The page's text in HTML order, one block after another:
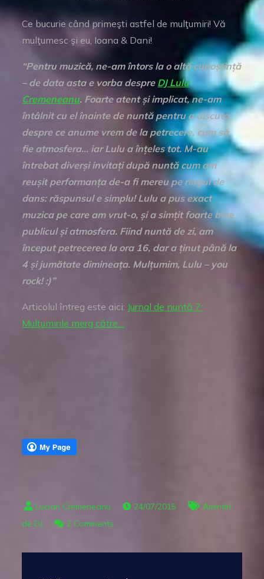
Ce bucurie când primeşti astfel de mulţumiri! Vă
mulţumesc şi eu, Ioana & Dani!
“Pentru muzică, ne-am întors la o altă cunoștință
– de data asta e vorba despre DJ Lulu
Cremeneanu. Foarte atent și implicat, ne-am
întâlnit cu el înainte de nuntă pentru a discuta
despre ce anume vrem de la petrecere, cum să
fie atmosfera… iar Lulu a înțeles tot. M-au
întrebat diverși invitați după nuntă cum am
reușit performanța de-a fi mereu pe ringul de
dans: răspunsul e simplu! Lulu a pus exact
muzica pe care am vrut-o, și a simțit foarte bine
publicul și atmosfera. Fiind nuntă de zi, am
început petrecerea la ora 16, dar a ținut până la
4 și jumătate dimineața. Mulțumim, Lulu – you
rock! :)”
Articolul întreg este aici: Jurnal de nuntă 7:
Mulțumirile merg către…
24/07/2015
Amintiri
de DJ
2 Comments
mulţumiri…